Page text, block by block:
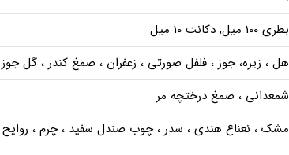
بطری 100 میل, دکانت 10 میل
هل ، زیره، جوز ، فلفل صورتی ، زعفران ، صمغ کندر ، گل جوز
شمعدانی ، صمغ درختچه مر
مشک ، نعناع هندی ، سدر ، چوب صندل سفید ، چرم ، روایح